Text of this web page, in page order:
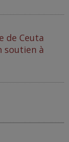
de Ceuta
soutien à